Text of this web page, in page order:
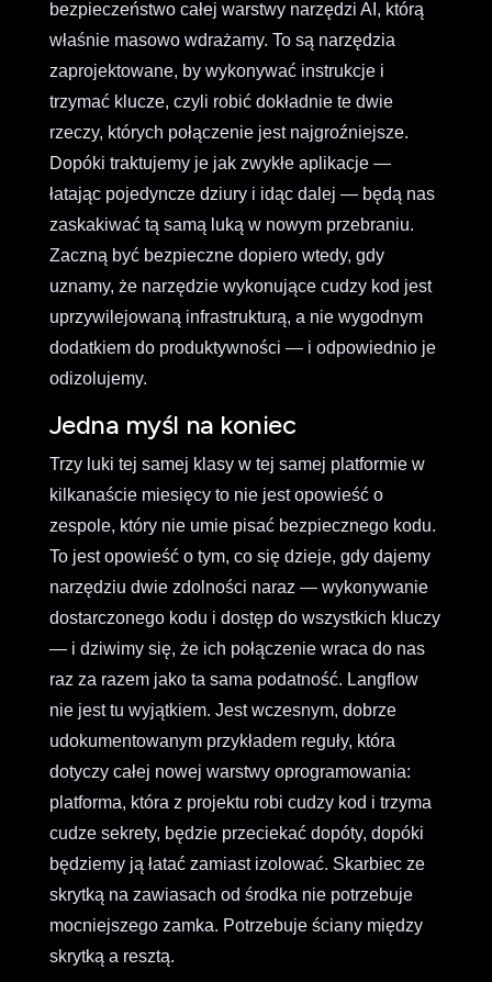
bezpieczeństwo całej warstwy narzędzi AI, którą
właśnie masowo wdrażamy. To są narzędzia
zaprojektowane, by wykonywać instrukcje i
trzymać klucze, czyli robić dokładnie te dwie
rzeczy, których połączenie jest najgroźniejsze.
Dopóki traktujemy je jak zwykłe aplikacje —
łatając pojedyncze dziury i idąc dalej — będą nas
zaskakiwać tą samą luką w nowym przebraniu.
Zaczną być bezpieczne dopiero wtedy, gdy
uznamy, że narzędzie wykonujące cudzy kod jest
uprzywilejowaną infrastrukturą, a nie wygodnym
dodatkiem do produktywności — i odpowiednio je
odizolujemy.
Jedna myśl na koniec
Trzy luki tej samej klasy w tej samej platformie w
kilkanaście miesięcy to nie jest opowieść o
zespole, który nie umie pisać bezpiecznego kodu.
To jest opowieść o tym, co się dzieje, gdy dajemy
narzędziu dwie zdolności naraz — wykonywanie
dostarczonego kodu i dostęp do wszystkich kluczy
— i dziwimy się, że ich połączenie wraca do nas
raz za razem jako ta sama podatność. Langflow
nie jest tu wyjątkiem. Jest wczesnym, dobrze
udokumentowanym przykładem reguły, która
dotyczy całej nowej warstwy oprogramowania:
platforma, która z projektu robi cudzy kod i trzyma
cudze sekrety, będzie przeciekać dopóty, dopóki
będziemy ją łatać zamiast izolować. Skarbiec ze
skrytką na zawiasach od środka nie potrzebuje
mocniejszego zamka. Potrzebuje ściany między
skrytką a resztą.